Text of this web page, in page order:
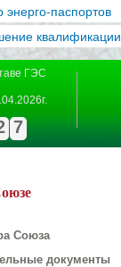
энерго-паспортов
квалификации
ГЭС
7
Союза
документы